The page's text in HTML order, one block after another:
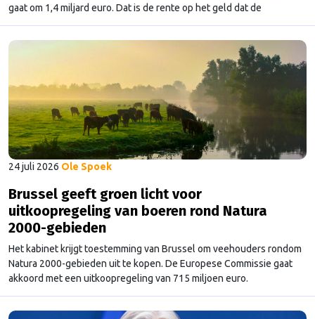
gaat om 1,4 miljard euro. Dat is de rente op het geld dat de
Russische Centrale Bank ooit bij de Belgische bank Euroclear
parkeerde. De EU bevroor dat geld na de Russische inval in
24 juli 2026 Ole Spoek
Brussel geeft groen licht voor
uitkoopregeling van boeren rond Natura
2000-gebieden
Het kabinet krijgt toestemming van Brussel om veehouders rondom
Natura 2000-gebieden uit te kopen. De Europese Commissie gaat
akkoord met een uitkoopregeling van 715 miljoen euro.